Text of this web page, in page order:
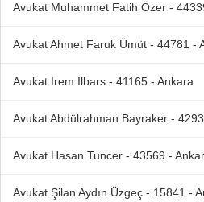
Avukat Muhammet Fatih Özer -
Avukat Ahmet Faruk Ümüt - 44781 -
Avukat İrem İlbars - 41165 - Ankara
Avukat Abdülrahman Bayraker -
Avukat Hasan Tuncer - 43569 -
Avukat Şilan Aydın Üzgeç - 15841 -